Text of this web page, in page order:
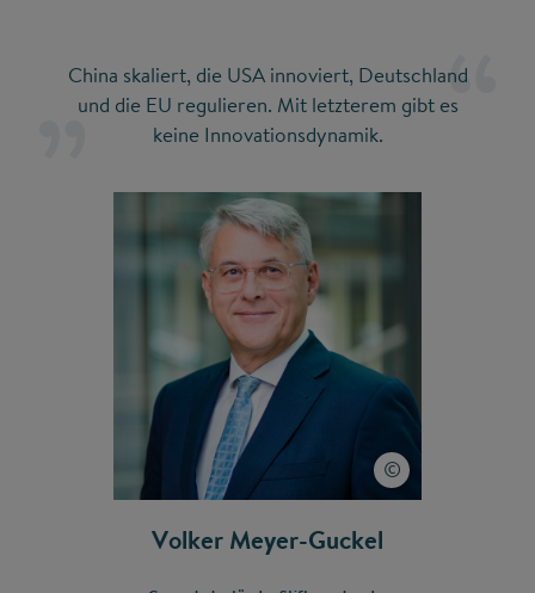
China skaliert, die USA innoviert, Deutschland
und die EU regulieren. Mit letzterem gibt es
keine Innovationsdynamik.
Volker Meyer-Guckel